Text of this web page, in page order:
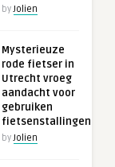
byJolien
Mysterieuze
rode fietser in
Utrecht vroeg
aandacht voor
gebruiken
fietsenstallingen
byJolien